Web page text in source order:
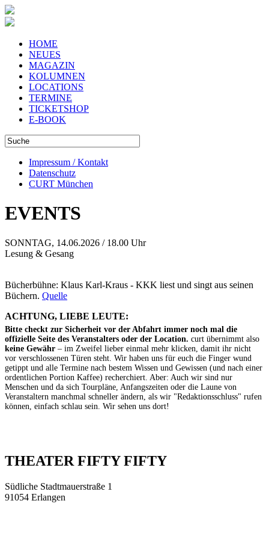
HOME
NEUES
MAGAZIN
KOLUMNEN
LOCATIONS
TERMINE
TICKETSHOP
E-BOOK
Impressum / Kontakt
Datenschutz
CURT München
EVENTS
SONNTAG, 14.06.2026 / 18.00 Uhr
Lesung & Gesang
Bücherbühne: Klaus Karl-Kraus - KKK liest und singt aus seinen
Büchern. Quelle
ACHTUNG, LIEBE LEUTE:
Bitte checkt zur Sicherheit vor der Abfahrt immer noch mal die
offizielle Seite des Veranstalters oder der Location. curt übernimmt also
keine Gewähr – im Zweifel lieber einmal mehr klicken, damit ihr nicht
vor verschlossenen Türen steht. Wir haben uns für euch die Finger wund
getippt und alle Termine nach bestem Wissen und Gewissen (und nach einer
ordentlichen Portion Kaffee) recherchiert. Aber: Auch wir sind nur
Menschen und da sich Tourpläne, Anfangszeiten oder die Laune von
Veranstaltern manchmal schneller ändern, als wir "Redaktionsschluss" rufen
können, einfach schlau sein. Wir sehen uns dort!
THEATER FIFTY FIFTY
Südliche Stadtmauerstraße 1
91054 Erlangen